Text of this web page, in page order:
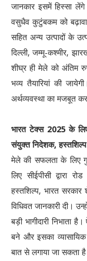
जानकार इसमें हिस्सा
वसुधैव कुटुंबकम को
सहित अन्य उत्पादों के
दिल्ली, जम्मू-कश्मीर,
शीघ्र ही मेले को अंतिम
भव्य तैयारियां की
अर्थव्यवस्था का मजबूत
भारत टेक्स 2025 के
संयुक्त निदेशक, हस्तशिल्प
मेले की सफलता के लिए
लिए सीईपीसी द्वारा
हस्तशिल्प, भारत
विधिवत जानकारी दी।
बड़ी भागीदारी निभाता
बने और इसका व्यासायिक
बात से लगाया जा सकता